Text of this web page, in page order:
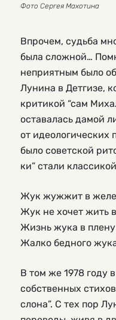
Фото Сергея Махотина
Впрочем, судьба
была сложной…
неприятным было
Лунина в Детгизе,
критикой “сам
оставалась дамой
от идеологических
было советской
ки” стали
Жук жужжит в
Жук не хочет жить
Жизнь жука в плену
Жалко бедного
В том же 1978 году
собственных
слона”. С тех пор